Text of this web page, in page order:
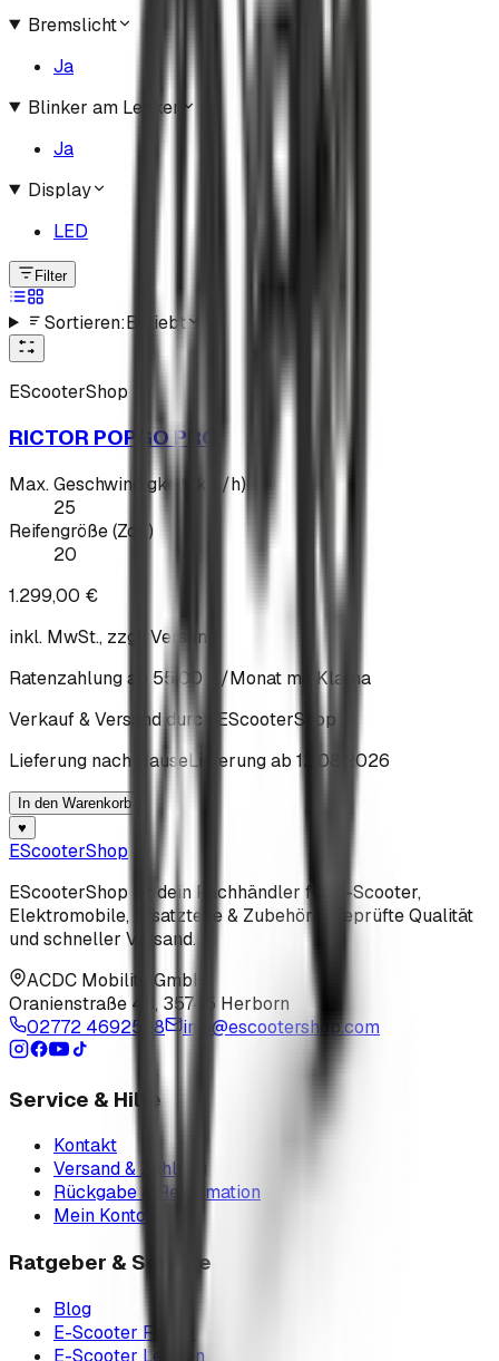
Bremslicht
Ja
Blinker am Lenker
Ja
Display
LED
Filter
Sortieren:Beliebt
EScooterShop
RICTOR POPGO PRO
Max. Geschwindigkeit (km/h)
25
Reifengröße (Zoll)
20
1.299,00 €
inkl. MwSt., zzgl. Versand
Ratenzahlung ab
55,00 € /Monat mit Klarna
Verkauf & Versand durch
EScooterShop
Lieferung nach HauseLieferung ab 12.08.2026
In den Warenkorb
♥
EScooterShop
EScooterShop ist dein Fachhändler für E-Scooter,
Elektromobile, Ersatzteile & Zubehör – geprüfte Qualität
und schneller Versand.
ACDC Mobility GmbH
Oranienstraße 43 , 35745 Herborn
02772 4692598
info@escootershop.com
Service & Hilfe
Kontakt
Versand & Zahlung
Rückgabe & Reklamation
Mein Konto
Ratgeber & Service
Blog
E-Scooter Finder
E-Scooter Lexikon